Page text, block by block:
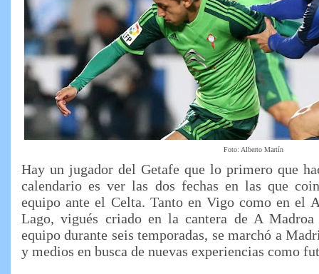
Foto: Alberto Martín
Hay un jugador del Getafe que lo primero que
calendario es ver las dos fechas en las que
equipo ante el Celta. Tanto en Vigo como en el
Lago, vigués criado en la cantera de A
equipo durante seis temporadas, se marchó a
y medios en busca de nuevas experiencias como